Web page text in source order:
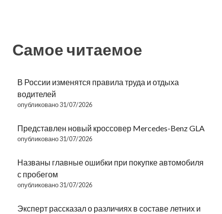
Самое читаемое
В России изменятся правила труда и отдыха
водителей
опубликовано 31/07/2026
Представлен новый кроссовер Mercedes-Benz GLA
опубликовано 31/07/2026
Названы главные ошибки при покупке автомобиля
с пробегом
опубликовано 31/07/2026
Эксперт рассказал о различиях в составе летних и